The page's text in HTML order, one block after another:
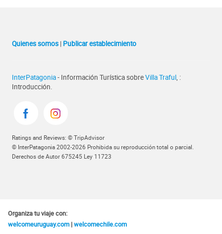
Quienes somos | Publicar establecimiento
InterPatagonia- Información Turística sobreVilla Traful , :
Introducción.
Ratings and Reviews: © TripAdvisor
© InterPatagonia 2002-2026 Prohibida su reproducción total o parcial.
Derechos de Autor 675245 Ley 11723
Organiza tu viaje con:
welcomeuruguay.com |welcomechile.com